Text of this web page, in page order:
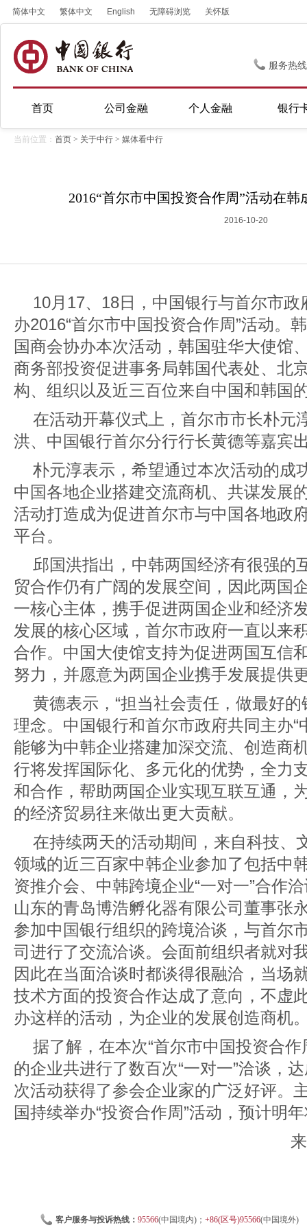
简体中文 繁体中文 English 无障碍浏览 关怀版
服务热
首页 公司金融 个人金融 银行
当前位置： 首页 > 关于中行 > 媒体看中行
2016“首尔市中国投资合作周”活动在
2016-10-20
10月17、18日，中国银行与首尔市
办2016“首尔市中国投资合作周”活动。
国商会协办本次活动，韩国驻华大使馆
商务部投资促进事务局韩国代表处、北
构、组织以及近三百位来自中国和韩国
在活动开幕仪式上，首尔市市长朴元
洪、中国银行首尔分行行长黄德等嘉宾
朴元淳表示，希望通过本次活动的成
中国各地企业搭建交流商机、共谋发展
活动打造成为促进首尔市与中国各地政
平台。
邱国洪指出，中韩两国经济有很强的
贸合作仍有广阔的发展空间，因此两国
一核心主体，携手促进两国企业和经济
发展的核心区域，首尔市政府一直以来
合作。中国大使馆支持为促进两国互信
努力，并愿意为两国企业携手发展提供
黄德表示，“担当社会责任，做最好
理念。中国银行和首尔市政府共同主办“
能够为中韩企业搭建加深交流、创造商
行将发挥国际化、多元化的优势，全力
和合作，帮助两国企业实现互联互通，
的经济贸易往来做出更大贡献。
在持续两天的活动期间，来自科技、
领域的近三百家中韩企业参加了包括中
资推介会、中韩跨境企业“一对一”合作
山东的青岛博浩孵化器有限公司董事张
参加中国银行组织的跨境洽谈，与首尔
司进行了交流洽谈。会面前组织者就对
因此在当面洽谈时都谈得很融洽，当场
技术方面的投资合作达成了意向，不虚
办这样的活动，为企业的发展创造商机
据了解，在本次“首尔市中国投资合
的企业共进行了数百次“一对一”洽谈，
次活动获得了参会企业家的广泛好评。
国持续举办“投资合作周”活动，预计明
客户服务与投诉热线： 95566(中国境内)； +86(区号)95566(中国境外)